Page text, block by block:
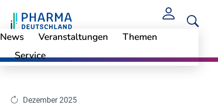
News Veranstaltungen
Themen
Service
Themen Digitale Gesundheitsversorgung
Dezember 2025